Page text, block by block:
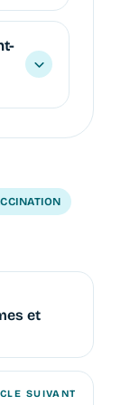
et
SUIVANT